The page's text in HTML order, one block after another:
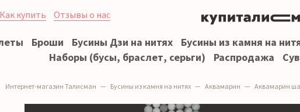
Как купить Отзывы о нас
Броши Бусины Дзи на нитях Бусины из камня на
Наборы (бусы, браслет, серьги)
Распродажа
Интернет-магазин Талисман Бусины из камня на нитях Аквамарин Аквамарин